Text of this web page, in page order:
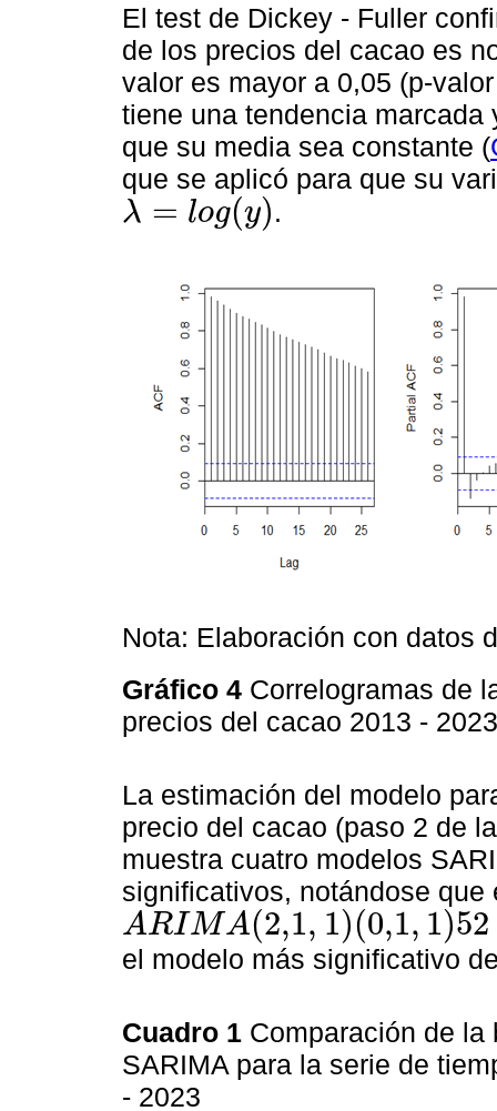
El test de Dickey - Fuller
de los precios del cacao es
valor es mayor a 0,05 (p-
tiene una tendencia
que su media sea constante (
que se aplicó para que su
λ = log(y)
λ=l g(y) .
Nota: Elaboración con datos
Gráfico 4 Correlogramas de
precios del cacao 2013 -
La estimación del modelo
precio del cacao (paso 2 de
muestra cuatro modelos
significativos, notándose que
ARIMA(2,1, 1)(0,1, 1)52
ARIMA(2,1,1)(0,1,1) 52
el modelo más significativo
Cuadro 1 Comparación de la
SARIMA para la serie de
- 2023